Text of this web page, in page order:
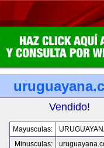
Vendido!
Mayusculas:
Minusculas: